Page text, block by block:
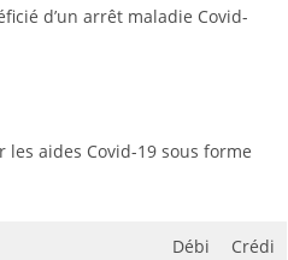
d’un arrêt maladie Covid-
aides Covid-19 sous forme
Débi
Crédi